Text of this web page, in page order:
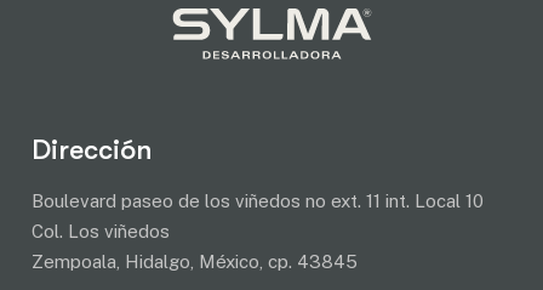
Dirección
Boulevard paseo de los viñedos no ext. 11 int. Local 10
Col. Los viñedos
Zempoala, Hidalgo, México, cp. 43845